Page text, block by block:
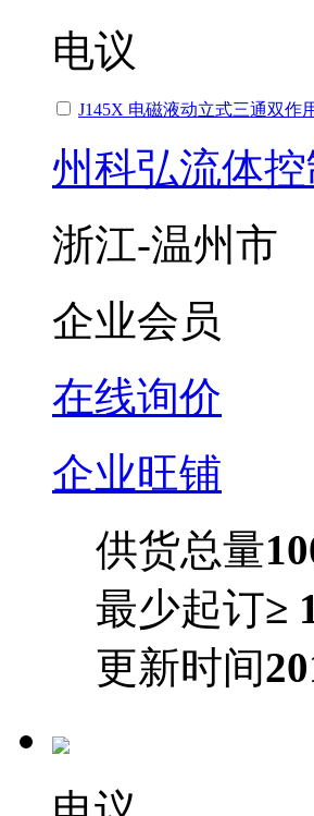
电议
J145X 电磁液动立式三通双作
州科弘流体
浙江-温州市
企业会员
在线询价
企业旺铺
供货总量
最少起订≥
更新时间